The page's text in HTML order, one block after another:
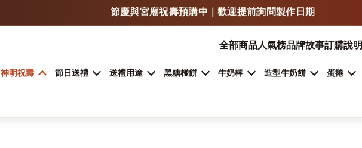
LINE 傳照片 / LOGO / 文字，可快速估價與確認製作方式
門市自取、宅配、超商取貨，依商品類型安排
全部商品人氣榜品牌故事訂購說明
神明祝壽 節日送禮 送禮用途 黑糖椪餅 牛奶棒 造型牛奶餅 蛋捲